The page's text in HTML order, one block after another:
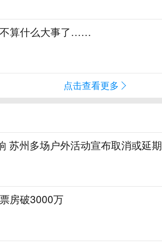
算什么大事了……
点击查看更多
苏州多场户外活动宣布取消或延期
房破3000万